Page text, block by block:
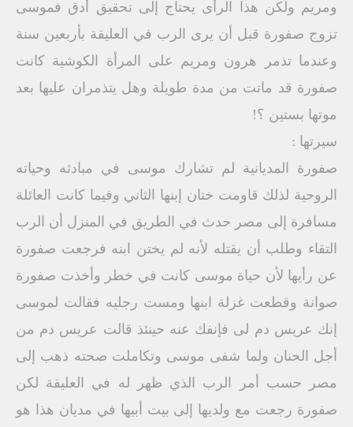
ومريم ولكن هذا الرأى يحتاج إلى تحقيق أدق فموسى
تزوج صفورة قبل أن يرى الرب في العليقة بأربعين سنة
وعندما تذمر هرون ومريم على المرأة الكوشية كانت
صفورة قد ماتت من مدة طويلة وهل يتذمران عليها بعد
موتها بستين ؟!
سيرتها :
صفورة المديانية لم تشارك موسى في مبادثه وحياته
الروحية لذلك قاومت ختان إبنها الثاني وفيما كانت العائلة
مسافرة إلى مصر حدث في الطريق في المنزل أن الرب
التقاء وطلب أن يقتله لأنه لم يختن ابنه فرجعت صفورة
عن رأيها لأن حياة موسى كانت في خطر وأخذت صفورة
صوانة وقطعت غزلة ابنها ومست رجليه فقالت لموسى
إنك عريس دم لى فإنفك عنه حينئذ قالت عريس دم من
أجل الحنان ولما شفى موسى وتكاملت صحته ذهب إلى
مصر حسب أمر الرب الذي ظهر له في العليقة لكن
صفورة رجعت مع ولديها إلى بيت أبيها في مديان هذا هو